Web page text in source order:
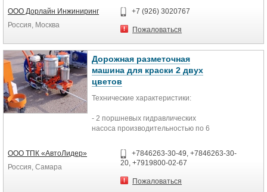
- Мотор 4-х тактный бензиновый
- Мощность 6.5 л/с
- Бак для топлива 3.6 л
- Габариты 1200х800х900 мм
- Вес 120кг
- Самоцентрация и самофиксация
переднего колеса для идеальных
окружностей
ООО Дорлайн Инжиниринг
Россия, Москва
+7 (926) 3020767
Пожаловаться
Дорожная разметочная
машина для краски 2 двух
цветов
Технические характеристики:
- 2 поршневых гидравлических
насоса производительностью по 6
- гидравлическая станция с
ременным приводом
ООО ТПК «АвтоЛидер»
Россия, Самара
+7846263-30-49, +7846263-30-
20, +7919800-02-67
Пожаловаться